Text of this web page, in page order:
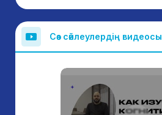
Сөз сөйлеулердің видеосы